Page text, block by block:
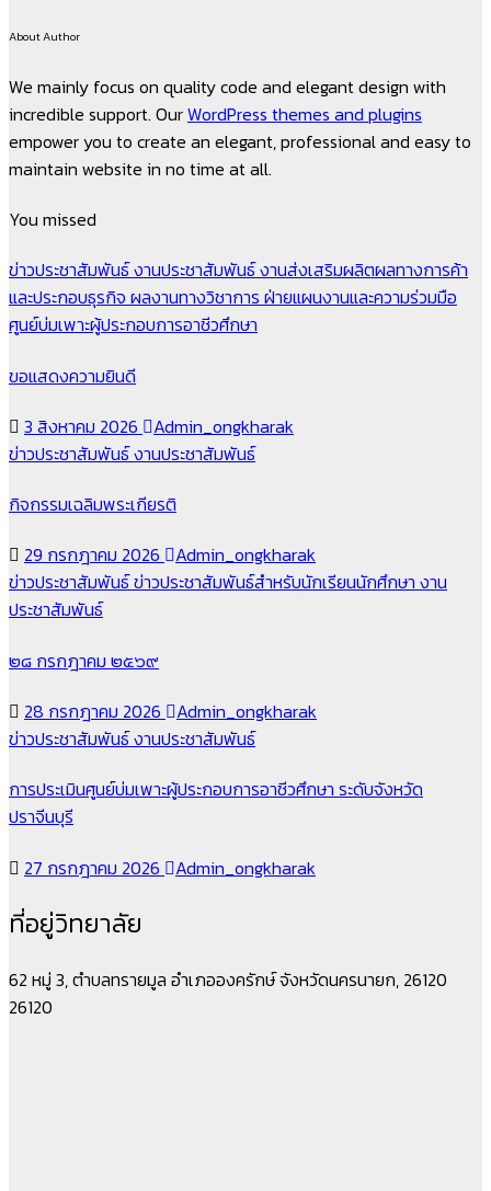
About Author
We mainly focus on quality code and elegant design with
incredible support. OurWordPress themes and plugins
empower you to create an elegant, professional and easy to
maintain website in no time at all.
You missed
ข่าวประชาสัมพันธ์งานประชาสัมพันธ์งานส่งเสริมผลิตผลทางการค้า
และประกอบธุรกิจ ผลงานทางวิชาการ ฝ่ายแผนงานและความร่วมมือ
ศูนย์บ่มเพาะผู้ประกอบการอาชีวศึกษา
ขอแสดงความยินดี
3 สิงหาคม 2026
Admin_ongkharak
ข่าวประชาสัมพันธ์งานประชาสัมพันธ์
กิจกรรมเฉลิมพระเกียรติ
29 กรกฎาคม 2026
Admin_ongkharak
ข่าวประชาสัมพันธ์ข่าวประชาสัมพันธ์สำหรับนักเรียนนักศึกษา งาน
ประชาสัมพันธ์
๒๘ กรกฎาคม ๒๕๖๙
28 กรกฎาคม 2026
Admin_ongkharak
ข่าวประชาสัมพันธ์งานประชาสัมพันธ์
การประเมินศูนย์บ่มเพาะผู้ประกอบการอาชีวศึกษา ระดับจังหวัด
ปราจีนบุรี
27 กรกฎาคม 2026
Admin_ongkharak
ที่อยู่วิทยาลัย
62 หมู่ 3, ตำบลทรายมูล อำเภอองครักษ์ จังหวัดนครนายก, 26120
26120